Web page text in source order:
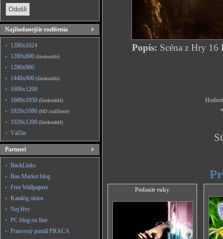
Najžiadanejšie rozlíšenia
1280x1024
1280x800 (širokouhlé)
1280x960
1440x900 (širokouhlé)
1600x1200
1680x1050 (širokouhlé)
1920x1080 (HD rozlíšenie)
1920x1200 (širokouhlé)
Väčšie
Partneri
BackLinks
Bau Market blog
Free Wallpapers
Katalóg okien
Nej Hry
PC blog on line
Pracovný portál PRACA
Popis: Scéna z Hry 16
Podanie ruky